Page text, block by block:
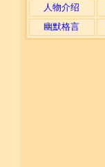
人物介绍
幽默格言